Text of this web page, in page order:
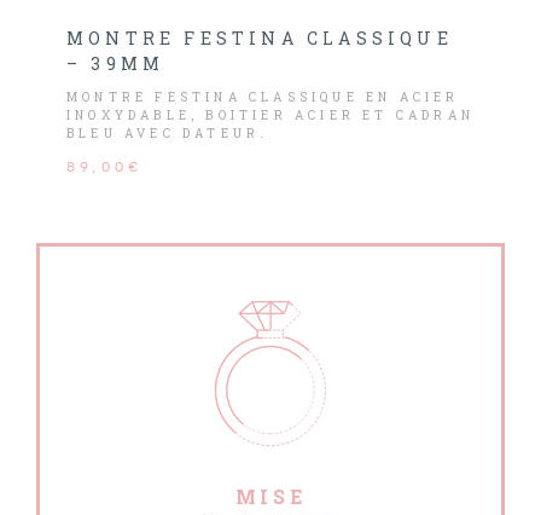
MONTRE FESTINA CLASSIQUE
– 39MM
MONTRE FESTINA CLASSIQUE EN ACIER
INOXYDABLE, BOITIER ACIER ET CADRAN
BLEU AVEC DATEUR.
89,00€
MISE